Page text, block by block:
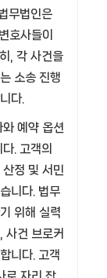
무법인은
호사들이
, 각 사건을
소송 진행
다.
예약 옵션
. 고객의
정 및 서민
니다. 법무
위해 실력
사건 브로커
니다. 고객